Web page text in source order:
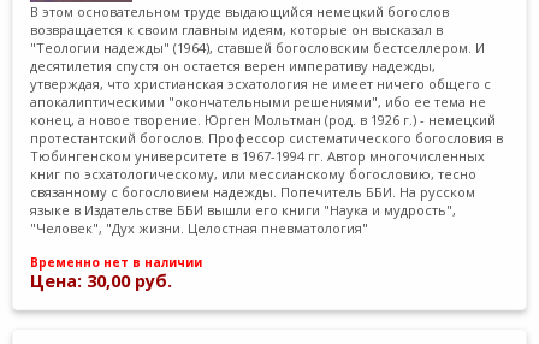
В этом основательном труде выдающийся немецкий богослов
возвращается к своим главным идеям, которые он высказал в
"Теологии надежды" (1964), ставшей богословским бестселлером. И
десятилетия спустя он остается верен императиву надежды,
утверждая, что христианская эсхатология не имеет ничего общего с
апокалиптическими "окончательными решениями", ибо ее тема не
конец, а новое творение. Юрген Мольтман (род. в 1926 г.) - немецкий
протестантский богослов. Профессор систематического богословия в
Тюбингенском университете в 1967-1994 гг. Автор многочисленных
книг по эсхатологическому, или мессианскому богословию, тесно
связанному с богословием надежды. Попечитель ББИ. На русском
языке в Издательстве ББИ вышли его книги "Наука и мудрость",
"Человек", "Дух жизни. Целостная пневматология"
Временно нет в наличии
Цена: 30,00 руб.